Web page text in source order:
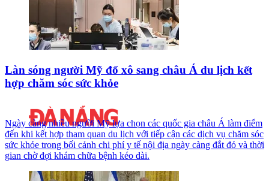
Làn sóng người Mỹ đổ xô sang châu Á du lịch kết
hợp chăm sóc sức khỏe
Ngày càng nhiều người Mỹ lựa chọn các quốc gia châu Á làm điểm
đến khi kết hợp tham quan du lịch với tiếp cận các dịch vụ chăm sóc
sức khỏe trong bối cảnh chi phí y tế nội địa ngày càng đắt đỏ và thời
gian chờ đợi khám chữa bệnh kéo dài.